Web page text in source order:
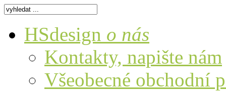
HSdesign o nás
Kontakty, napište nám
Všeobecné obchodní